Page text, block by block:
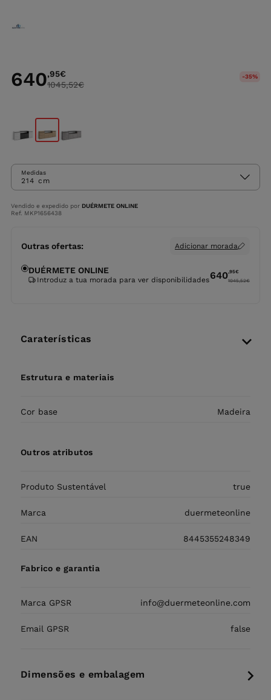
640,95€
1045,52€
-35%
Medidas
214 cm
Vendido e expedido por DUÉRMETE ONLINE
Ref. MKP1656438
Outras ofertas: Adicionar morada
DUÉRMETE ONLINE
Introduz a tua morada para ver disponibilidades640,95€
1045,52€
Caraterísticas
Estrutura e materiais
Cor base Madeira
Outros atributos
Produto Sustentável true
Marca duermeteonline
EAN 8445355248349
Fabrico e garantia
Marca GPSR info@duermeteonline.com
Email GPSR false
Dimensões e embalagem